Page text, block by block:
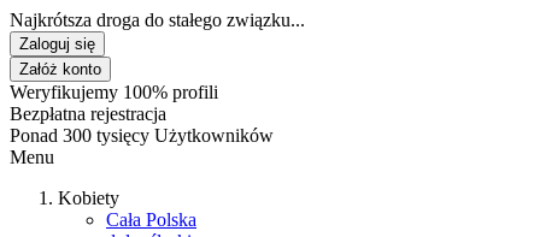
Najkrótsza droga do stałego związku...
Zaloguj się
Załóż konto
Weryfikujemy 100% profili
Bezpłatna rejestracja
Ponad 300 tysięcy Użytkowników
Menu
Kobiety
Cała Polska